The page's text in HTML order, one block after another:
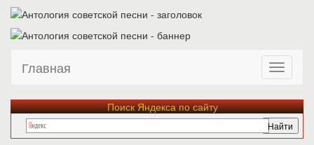
Главная
Поиск Яндекса по сайту